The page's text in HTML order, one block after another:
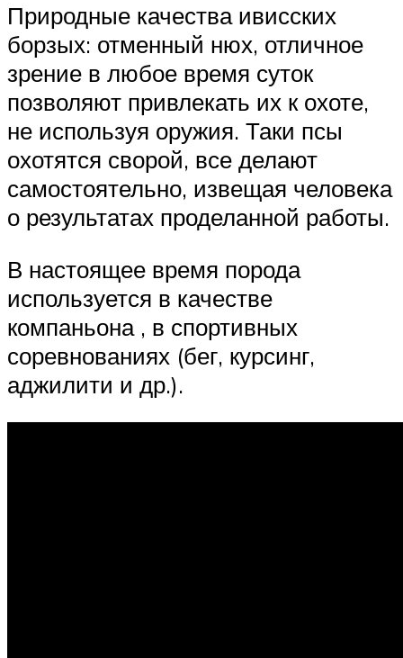
Природные качества ивисских
борзых: отменный нюх, отличное
зрение в любое время суток
позволяют привлекать их к охоте,
не используя оружия. Таки псы
охотятся сворой, все делают
самостоятельно, извещая человека
о результатах проделанной работы.
В настоящее время порода
используется в качестве
компаньона , в спортивных
соревнованиях (бег, курсинг,
аджилити и др.).